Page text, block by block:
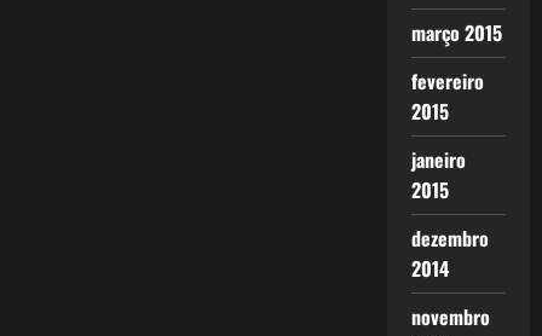
março 2015
fevereiro
2015
janeiro
2015
dezembro
2014
novembro